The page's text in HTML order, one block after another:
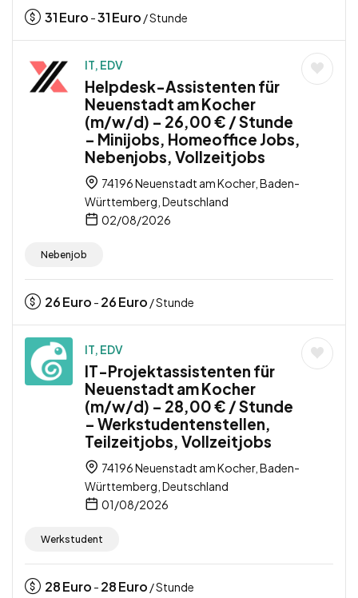
31Euro -31Euro / Stunde
IT, EDV
Helpdesk-Assistenten für
Neuenstadt am Kocher
(m/w/d) – 26,00 € / Stunde
– Minijobs, Homeoffice Jobs,
Nebenjobs, Vollzeitjobs
74196 Neuenstadt am Kocher, Baden-
Württemberg, Deutschland
02/08/2026
Nebenjob
26Euro - 26Euro / Stunde
IT, EDV
IT-Projektassistenten für
Neuenstadt am Kocher
(m/w/d) – 28,00 € / Stunde
– Werkstudentenstellen,
Teilzeitjobs, Vollzeitjobs
74196 Neuenstadt am Kocher, Baden-
Württemberg, Deutschland
01/08/2026
Werkstudent
28Euro - 28Euro / Stunde